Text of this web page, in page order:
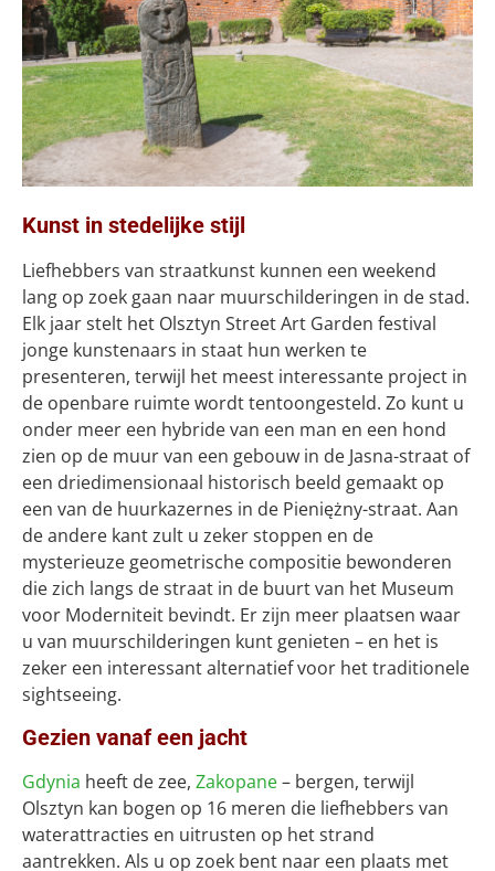
Kunst in stedelijke stijl
Liefhebbers van straatkunst kunnen een weekend
lang op zoek gaan naar muurschilderingen in de stad.
Elk jaar stelt het Olsztyn Street Art Garden festival
jonge kunstenaars in staat hun werken te
presenteren, terwijl het meest interessante project in
de openbare ruimte wordt tentoongesteld. Zo kunt u
onder meer een hybride van een man en een hond
zien op de muur van een gebouw in de Jasna-straat of
een driedimensionaal historisch beeld gemaakt op
een van de huurkazernes in de Pieniężny-straat. Aan
de andere kant zult u zeker stoppen en de
mysterieuze geometrische compositie bewonderen
die zich langs de straat in de buurt van het Museum
voor Moderniteit bevindt. Er zijn meer plaatsen waar
u van muurschilderingen kunt genieten – en het is
zeker een interessant alternatief voor het traditionele
sightseeing.
Gezien vanaf een jacht
Gdynia heeft de zee, Zakopane– bergen, terwijl
Olsztyn kan bogen op 16 meren die liefhebbers van
waterattracties en uitrusten op het strand
aantrekken. Als u op zoek bent naar een plaats met